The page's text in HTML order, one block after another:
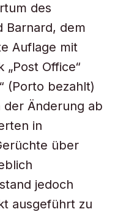
des
Barnard, dem
Auflage mit
Office“
(Porto bezahlt)
Änderung ab
in
über
jedoch
ausgeführt zu